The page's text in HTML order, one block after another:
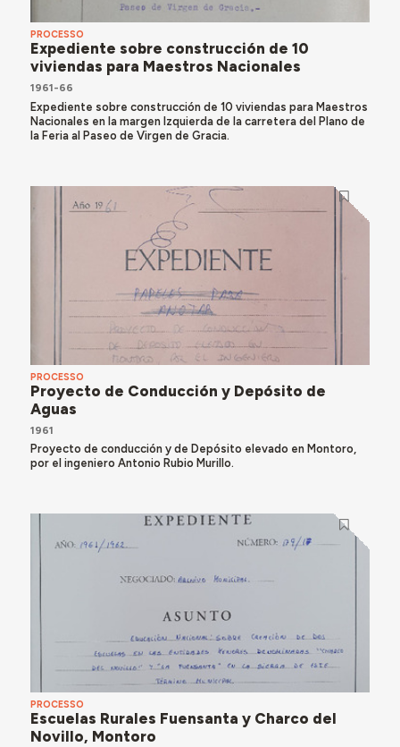
PROCESSO
Expediente sobre construcción de 10
viviendas para Maestros Nacionales
1961-66
Expediente sobre construcción de 10 viviendas para Maestros
Nacionales en la margen Izquierda de la carretera del Plano de
la Feria al Paseo de Virgen de Gracia.
PROCESSO
Proyecto de Conducción y Depósito de
Aguas
1961
Proyecto de conducción y de Depósito elevado en Montoro,
por el ingeniero Antonio Rubio Murillo.
PROCESSO
Escuelas Rurales Fuensanta y Charco del
Novillo, Montoro